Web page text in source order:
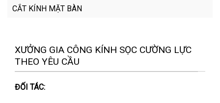
CẮT KÍNH MẶT BÀN
XƯỞNG GIA CÔNG KÍNH SỌC CƯỜNG LỰC
THEO YÊU CẦU
ĐỐI TÁC: